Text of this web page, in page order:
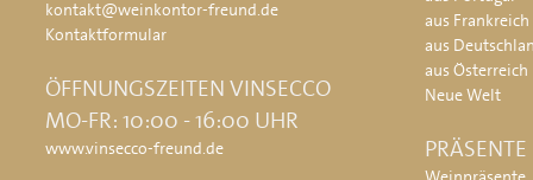
kontakt@weinkontor-freund.de
Kontaktformular
ÖFFNUNGSZEITEN VINSECCO
MO-FR: 10:00 - 16:00 UHR
www.vinsecco-freund.de
aus Frankreich
aus
aus Österreich
Neue Welt
PRÄSENTE